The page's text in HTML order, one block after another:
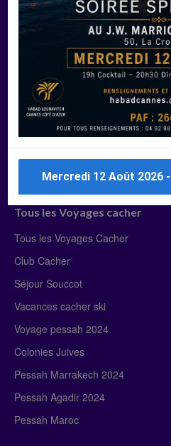
Manger Cacher
Liste des restaurants cacher
Restaurants cacher à Paris
Restaurants cacher à Deauville
Restaurants cacher à Lyon
Restaurants cacher à Marseille
Restaurants cacher Dubaï
Tous les Voyages cacher
Tous les Voyages Cacher
Club Cacher
Séjour Souccot
Vacances cacher ski
Voyage pessah 2024
Colonies Juives
Pessah Marrakech 2024
Pessah Agadir 2024
Pessah Maroc